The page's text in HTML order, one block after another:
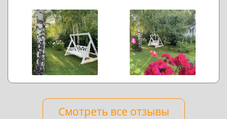
Смотреть все отзывы